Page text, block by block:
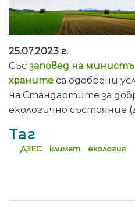
25.07.2023 г.
Със заповед на
храните са одобрени
на Стандартите за
екологично състояние
Таг
ДЗЕС климат екология